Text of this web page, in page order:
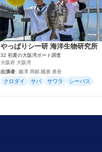
やっぱりシー研 海洋生物研究所
32 初夏の大阪湾ボート調査
大阪府 大阪湾
出演者: 藤澤 周郷,國廣 勇吾
クロダイ サバ サワラ シーバス